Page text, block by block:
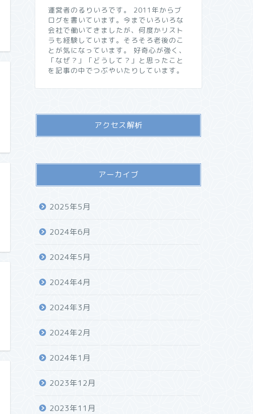
運営者のるりいろです。 2011年からブ
ログを書いています。今までいろいろな
会社で働いてきましたが、何度かリスト
ラも経験しています。そろそろ老後のこ
とが気になっています。 好奇心が強く、
「なぜ？」「どうして？」と思ったこと
を記事の中でつぶやいたりしています。
アクセス解析
アーカイブ
2025年5月
2024年6月
2024年5月
2024年4月
2024年3月
2024年2月
2024年1月
2023年12月
2023年11月